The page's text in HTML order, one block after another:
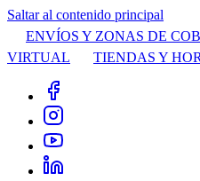
Saltar al contenido principal
ENVÍOS Y ZONAS DE
VIRTUAL
TIENDAS Y